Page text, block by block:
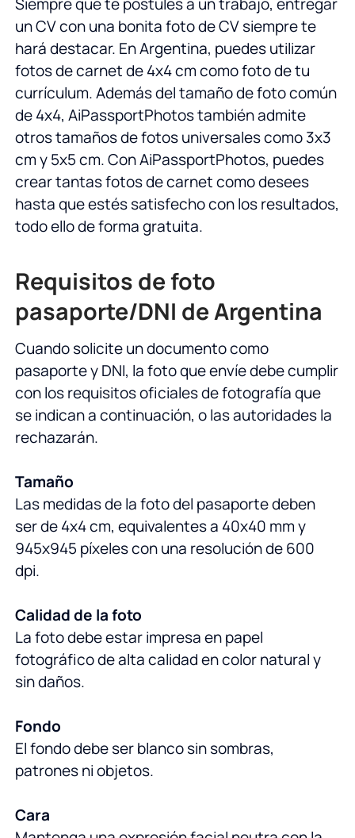
un CV con una bonita foto de CV siempre te
hará destacar. En Argentina, puedes utilizar
fotos de carnet de 4x4 cm como foto de tu
currículum. Además del tamaño de foto común
de 4x4, AiPassportPhotos también admite
otros tamaños de fotos universales como 3x3
cm y 5x5 cm. Con AiPassportPhotos, puedes
crear tantas fotos de carnet como desees
hasta que estés satisfecho con los resultados,
todo ello de forma gratuita.
Requisitos de foto
pasaporte/DNI de Argentina
Cuando solicite un documento como
pasaporte y DNI, la foto que envíe debe cumplir
con los requisitos oficiales de fotografía que
se indican a continuación, o las autoridades la
rechazarán.
Tamaño
Las medidas de la foto del pasaporte deben
ser de 4x4 cm, equivalentes a 40x40 mm y
945x945 píxeles con una resolución de 600
dpi.
Calidad de la foto
La foto debe estar impresa en papel
fotográfico de alta calidad en color natural y
sin daños.
Fondo
El fondo debe ser blanco sin sombras,
patrones ni objetos.
Cara